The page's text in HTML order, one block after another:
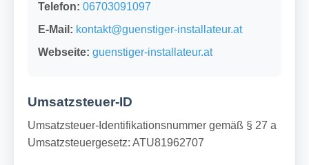
Telefon: 06703091097
E-Mail: kontakt@guenstiger-installateur.at
Webseite: guenstiger-installateur.at
Umsatzsteuer-ID
Umsatzsteuer-Identifikationsnummer gemäß § 27 a
Umsatzsteuergesetz: ATU81962707